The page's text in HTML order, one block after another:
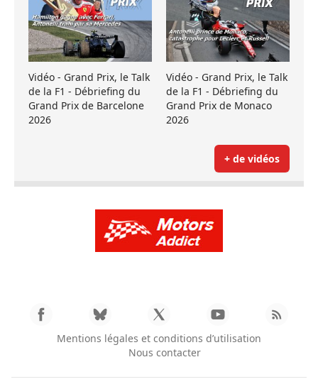
Vidéo - Grand Prix, le Talk
de la F1 - Débriefing du
Grand Prix de Barcelone
2026
Vidéo - Grand Prix, le Talk
de la F1 - Débriefing du
Grand Prix de Monaco
2026
+ de vidéos
Mentions légales et conditions d’utilisation
Nous contacter